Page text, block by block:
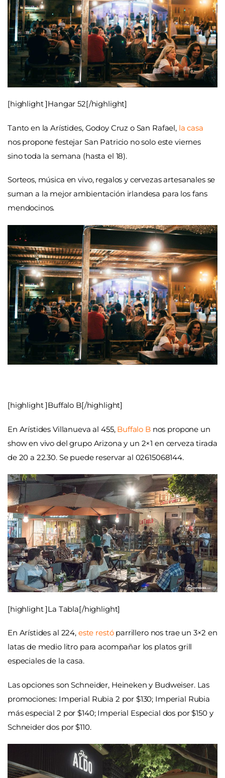
[highlight ]Hangar 52[/highlight]
Tanto en la Arístides, Godoy Cruz o San Rafael, la casa
nos propone festejar San Patricio no solo este viernes
sino toda la semana (hasta el 18).
Sorteos, música en vivo, regalos y cervezas artesanales se
suman a la mejor ambientación irlandesa para los fans
mendocinos.
[highlight ]Buffalo B[/highlight]
En Arístides Villanueva al 455, Buffalo Bnos propone un
show en vivo del grupo Arizona y un 2×1 en cerveza tirada
de 20 a 22.30. Se puede reservar al 02615068144.
[highlight ]La Tabla[/highlight]
En Arístides al 224, este restóparrillero nos trae un 3×2 en
latas de medio litro para acompañar los platos grill
especiales de la casa.
Las opciones son Schneider, Heineken y Budweiser. Las
promociones: Imperial Rubia 2 por $130; Imperial Rubia
más especial 2 por $140; Imperial Especial dos por $150 y
Schneider dos por $110.